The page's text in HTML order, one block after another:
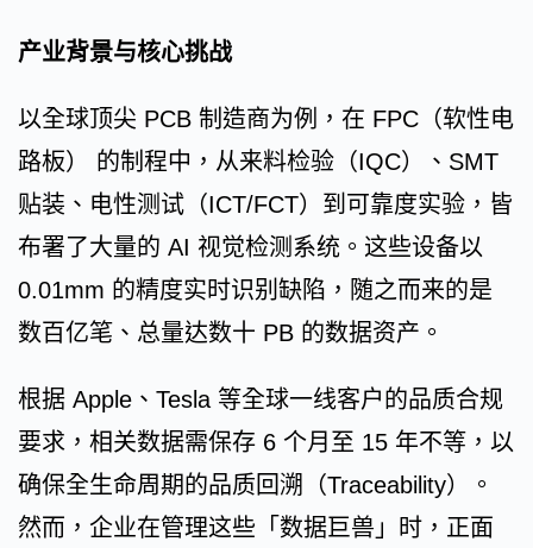
产业背景与核心挑战
以全球顶尖 PCB 制造商为例，在 FPC（软性电
路板） 的制程中，从来料检验（IQC）、SMT
贴装、电性测试（ICT/FCT）到可靠度实验，皆
布署了大量的 AI 视觉检测系统。这些设备以
0.01mm 的精度实时识别缺陷，随之而来的是
数百亿笔、总量达数十 PB 的数据资产。
根据 Apple、Tesla 等全球一线客户的品质合规
要求，相关数据需保存 6 个月至 15 年不等，以
确保全生命周期的品质回溯（Traceability）。
然而，企业在管理这些「数据巨兽」时，正面